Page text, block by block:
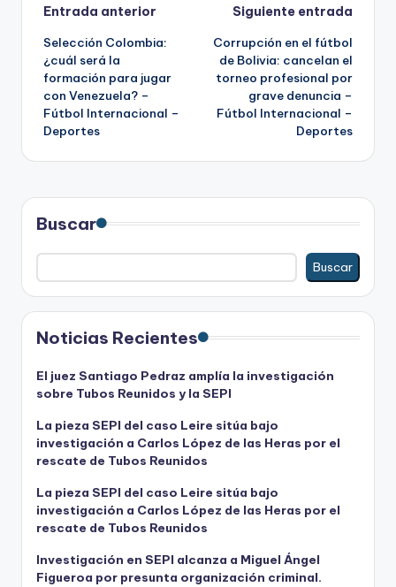
Navegación
de
entradas
Entrada anterior
Selección Colombia:
¿cuál será la
formación para jugar
con Venezuela? –
Fútbol Internacional –
Deportes
Siguiente entrada
Corrupción en el fútbol
de Bolivia: cancelan el
torneo profesional por
grave denuncia –
Fútbol Internacional –
Deportes
Buscar
Buscar
Noticias Recientes
El juez Santiago Pedraz amplía la investigación
sobre Tubos Reunidos y la SEPI
La pieza SEPI del caso Leire sitúa bajo
investigación a Carlos López de las Heras por el
rescate de Tubos Reunidos
La pieza SEPI del caso Leire sitúa bajo
investigación a Carlos López de las Heras por el
rescate de Tubos Reunidos
Investigación en SEPI alcanza a Miguel Ángel
Figueroa por presunta organización criminal.